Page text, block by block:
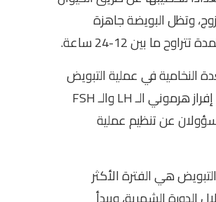
وتظل البويضة جاهزة
ما بين 12-24 ساعة.
النخامية في عملية التبويض
عن طريق إفراز هرموني الـ LH والـ FSH
عن تنظيم عملية
هي الفترة الأكثر